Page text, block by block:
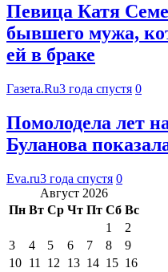
Певица Катя
бывшего мужа,
ей в браке
Газета.Ru3 года спустя 0
Помолодела лет
Буланова
Eva.ru3 года спустя 0
Август 2026
Пн Вт Ср Чт Пт Сб Вс
1
2
3
4 5 6 7 8
9
10 11 12 13 14 15 16